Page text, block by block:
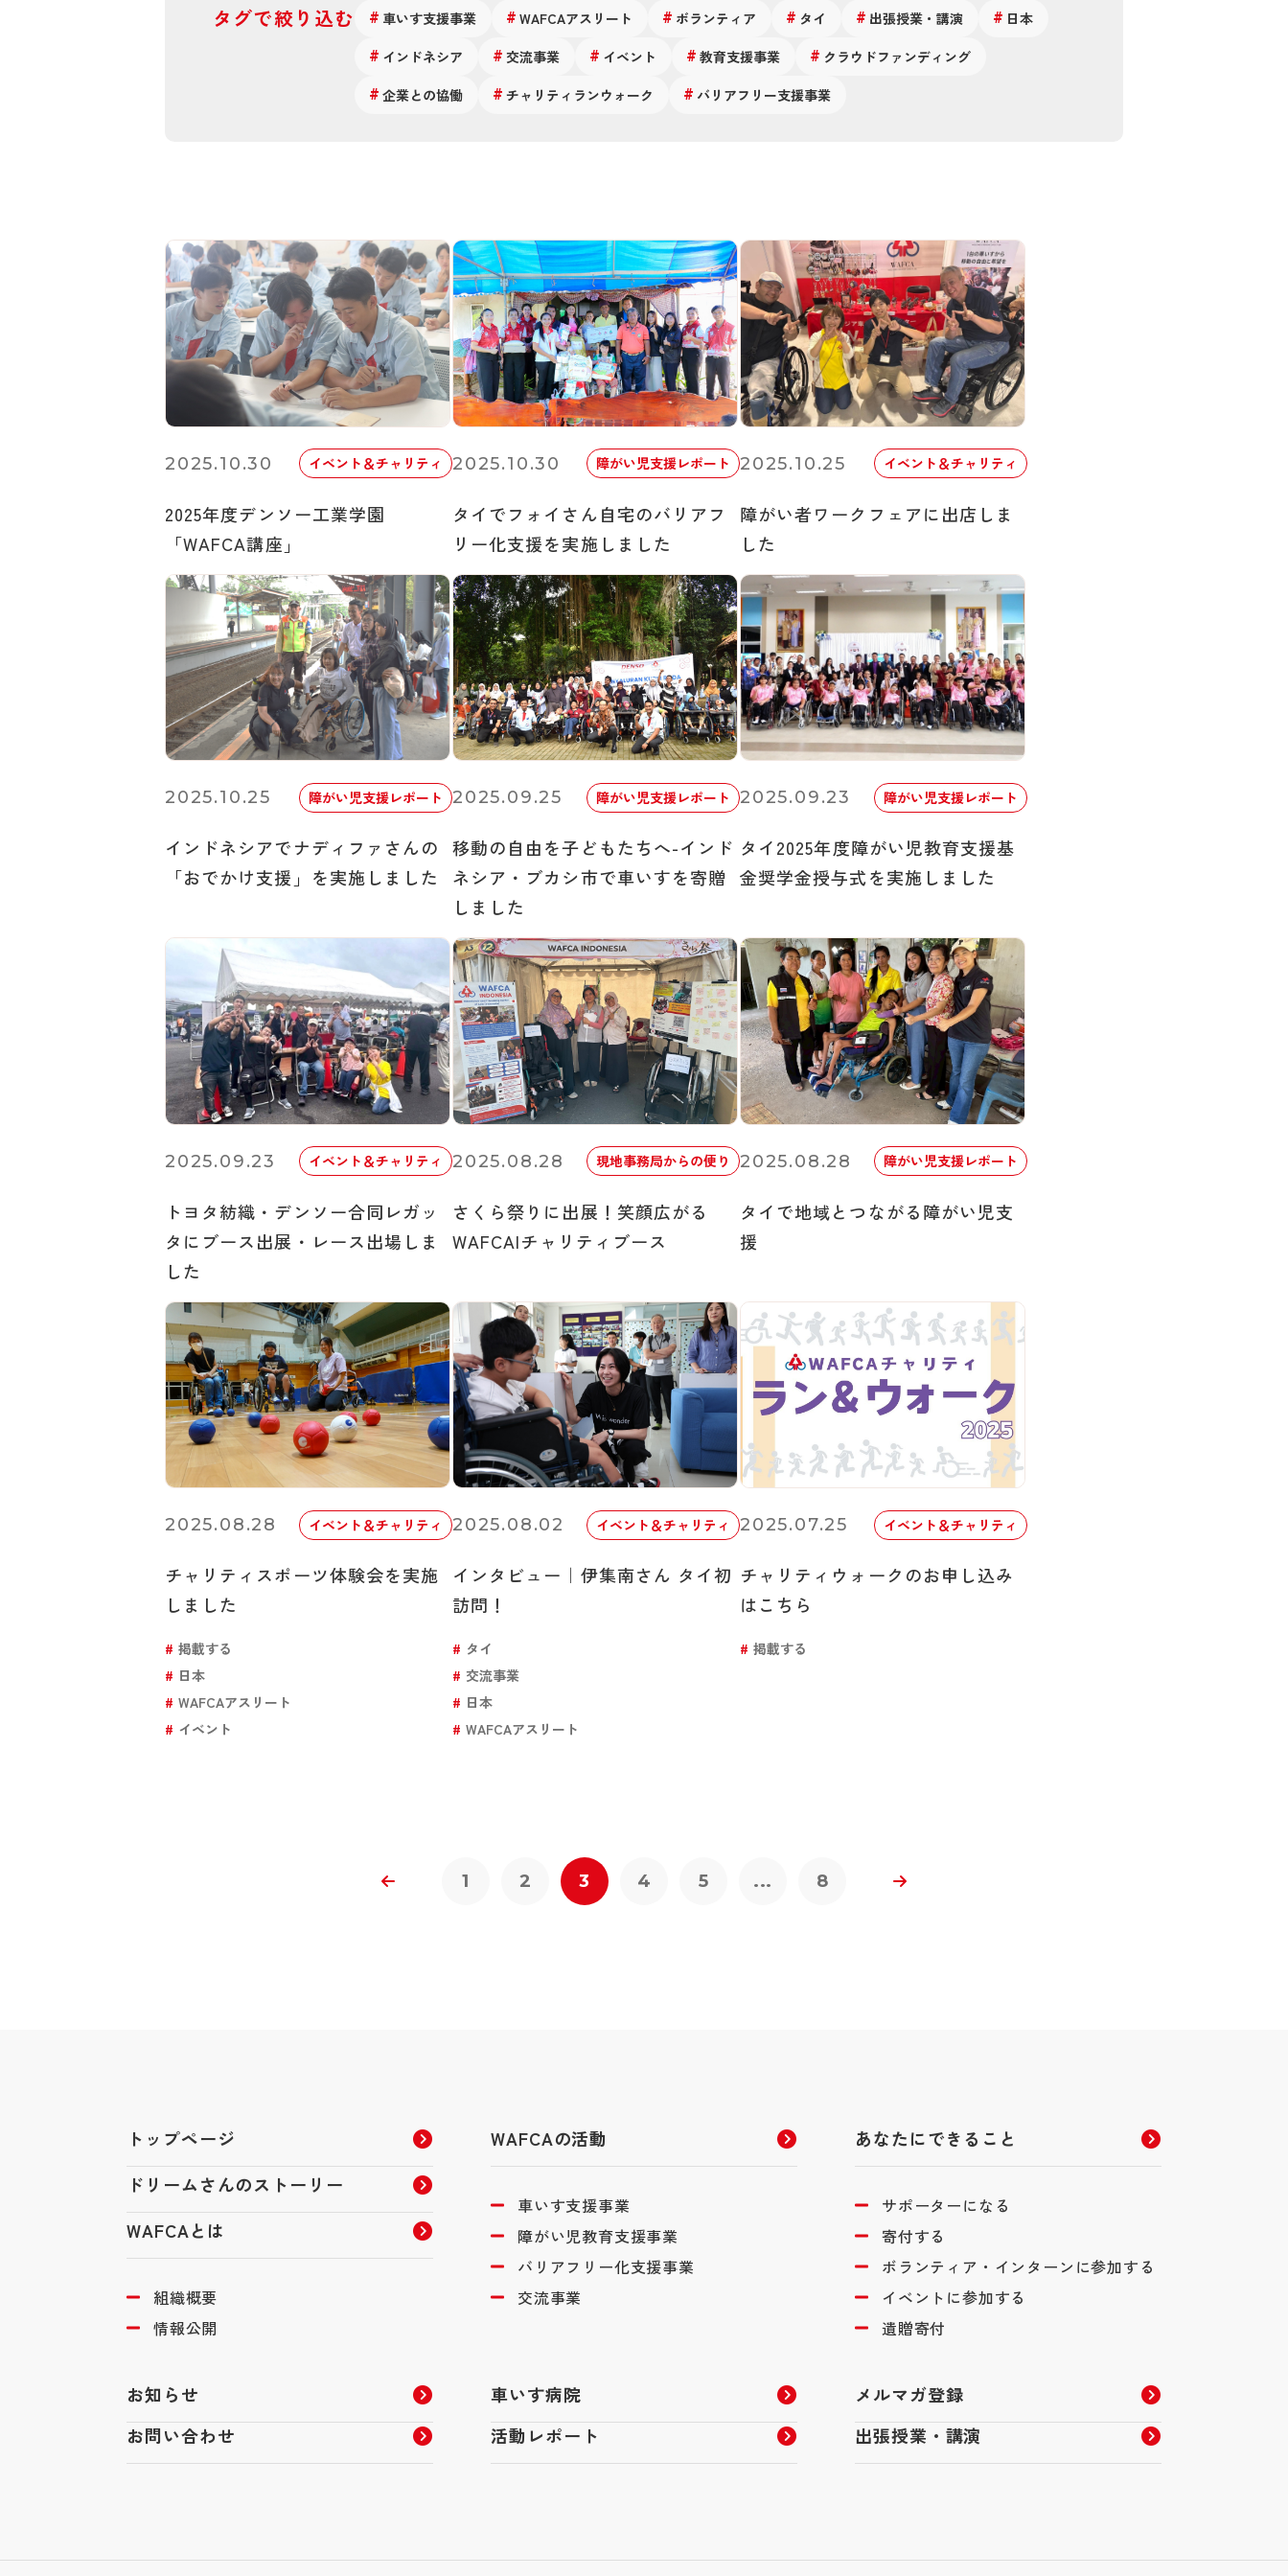
タグで絞り込む 車いす支援事業 WAFCAアスリート ボランティア タイ 出張授業・講演
日本
インドネシア
交流事業 イベント 教育支援事業
クラウドファンディング
企業との協働
チャリティランウォーク バリアフリー支援事業
2025.10.30 イベント＆チャリティ
2025年度デンソー工業学園
「WAFCA講座」
2025.10.30 障がい児支援レポート
タイでフォイさん自宅のバリアフ
リー化支援を実施しました
2025.10.25 イベント＆チャリティ
障がい者ワークフェアに出店しま
した
2025.10.25 障がい児支援レポート
インドネシアでナディファさんの
「おでかけ支援」を実施しました
2025.09.25 障がい児支援レポート
移動の自由を子どもたちへ-インド
ネシア・ブカシ市で車いすを寄贈
しました
2025.09.23 障がい児支援レポート
タイ2025年度障がい児教育支援基
金奨学金授与式を実施しました
2025.09.23 イベント＆チャリティ
トヨタ紡織・デンソー合同レガッ
タにブース出展・レース出場しま
した
2025.08.28 現地事務局からの便り
さくら祭りに出展！笑顔広がる
WAFCAIチャリティブース
2025.08.28 障がい児支援レポート
タイで地域とつながる障がい児支
援
2025.08.28 イベント＆チャリティ
チャリティスポーツ体験会を実施
しました
掲載する
日本
WAFCAアスリート
イベント
2025.08.02 イベント＆チャリティ
インタビュー｜伊集南さん タイ初
訪問！
タイ
交流事業
日本
WAFCAアスリート
2025.07.25 イベント＆チャリティ
チャリティウォークのお申し込み
はこちら
掲載する
1 2 3 4 5 ... 8
トップページ
ドリームさんのストーリー
WAFCAとは
組織概要
情報公開
WAFCAの活動
車いす支援事業
障がい児教育支援事業
バリアフリー化支援事業
交流事業
あなたにできること
サポーターになる
寄付する
ボランティア・インターンに参加する
イベントに参加する
遺贈寄付
お知らせ
お問い合わせ
車いす病院
活動レポート
メルマガ登録
出張授業・講演